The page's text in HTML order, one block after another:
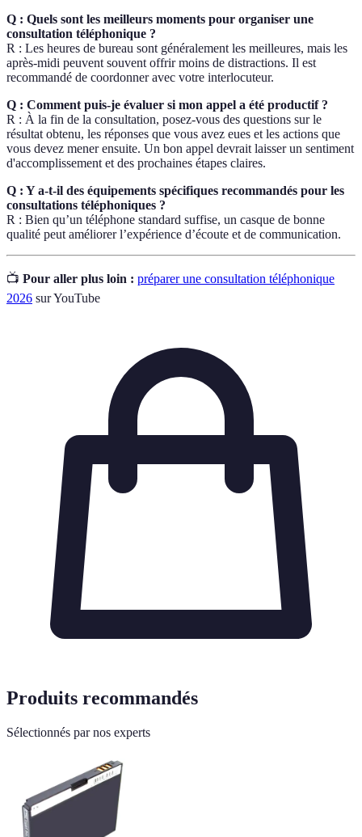
Q : Quels sont les meilleurs moments pour organiser une
consultation téléphonique ?
R : Les heures de bureau sont généralement les meilleures, mais les
après-midi peuvent souvent offrir moins de distractions. Il est
recommandé de coordonner avec votre interlocuteur.
Q : Comment puis-je évaluer si mon appel a été productif ?
R : À la fin de la consultation, posez-vous des questions sur le
résultat obtenu, les réponses que vous avez eues et les actions que
vous devez mener ensuite. Un bon appel devrait laisser un sentiment
d'accomplissement et des prochaines étapes claires.
Q : Y a-t-il des équipements spécifiques recommandés pour les
consultations téléphoniques ?
R : Bien qu’un téléphone standard suffise, un casque de bonne
qualité peut améliorer l’expérience d’écoute et de communication.
📺 Pour aller plus loin : préparer une consultation téléphonique
2026 sur YouTube
Produits recommandés
Sélectionnés par nos experts